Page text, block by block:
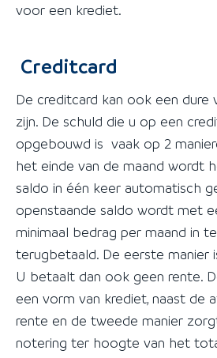
voor een krediet.
Creditcard
De creditcard kan ook een dure
zijn. De schuld die u op een
opgebouwd is vaak op 2
het einde van de maand wordt
saldo in één keer automatisch
openstaande saldo wordt met
minimaal bedrag per maand in
terugbetaald. De eerste manier
U betaalt dan ook geen rente.
een vorm van krediet, naast de
rente en de tweede manier
notering ter hoogte van het